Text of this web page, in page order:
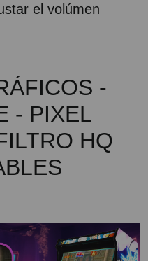
el volúmen
-
- PIXEL
HQ